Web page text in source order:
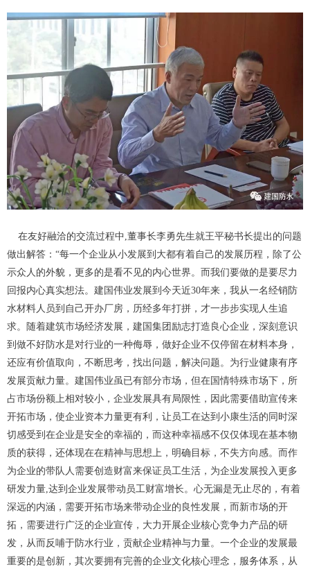
在友好融洽的交流过程中,董事长李勇先生就王平秘书长提出的问题
做出解答：“每一个企业从小发展到大都有着自己的发展历程，除了公
示众人的外貌，更多的是看不见的内心世界。而我们要做的是要尽力
回报内心真实想法。建国伟业发展到今天近30年来，我从一名经销防
水材料人员到自己开办厂房，历经多年打拼，才一步步实现人生追
求。随着建筑市场经济发展，建国集团励志打造良心企业，深刻意识
到做不好防水是对行业的一种侮辱，做好企业不仅停留在材料本身，
还应有价值取向，不断思考，找出问题，解决问题。为行业健康有序
发展贡献力量。建国伟业虽已有部分市场，但在国情特殊市场下，所
占市场份额上相对较小，企业发展具有局限性，因此需要借助宣传来
开拓市场，使企业资本力量更有利，让员工在达到小康生活的同时深
切感受到在企业是安全的幸福的，而这种幸福感不仅仅体现在基本物
质的获得，还体现在在精神与思想上，明确目标，不失方向感。而作
为企业的带队人需要创造财富来保证员工生活，为企业发展投入更多
研发力量,达到企业发展带动员工财富增长。心无漏是无止尽的，有着
深远的内涵，需要开拓市场来带动企业的良性发展，而新市场的开
拓，需要进行广泛的企业宣传，大力开展企业核心竞争力产品的研
发，从而反哺于防水行业，贡献企业精神与力量。一个企业的发展最
重要的是创新，其次要拥有完善的企业文化核心理念，服务体系，从